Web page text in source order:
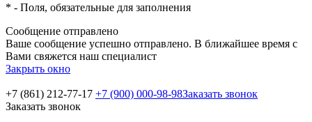
* - Поля, обязательные для заполнения
Сообщение отправлено
Ваше сообщение успешно отправлено. В ближайшее время с
Вами свяжется наш специалист
Закрыть окно
+7 (861) 212-77-17 +7 (900) 000-98-98Заказать звонок
Заказать звонок